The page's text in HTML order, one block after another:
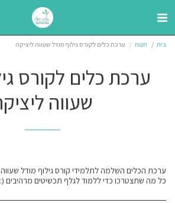
בית חנות ערכת כלים לקורס גילוף מודל שעווה ליציקה
ערכת כלים לקורס
שעווה
כל מה שתצטרכו כדי ללמוד לגלף תכשיטים מרהיבים (: